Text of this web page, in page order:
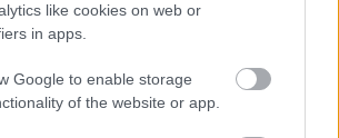
like cookies on web or
in apps.
Google to enable storage
of the website or app.
be kell lépned!